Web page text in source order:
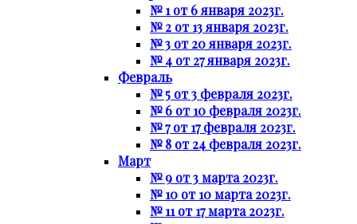
№ 1 от 6 января 2023г.
№ 2 от 13 января 2023г.
№ 3 от 20 января 2023г.
№ 4 от 27 января 2023г.
Февраль
№ 5 от 3 февраля 2023г.
№ 6 от 10 февраля 2023г.
№ 7 от 17 февраля 2023г.
№ 8 от 24 февраля 2023г.
Март
№ 9 от 3 марта 2023г.
№ 10 от 10 марта 2023г.
№ 11 от 17 марта 2023г.